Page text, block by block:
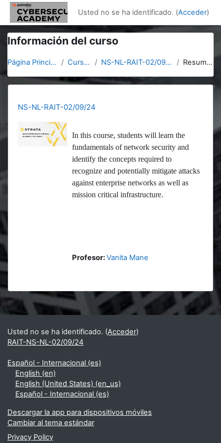
Salta al contenido principal
Usted no se ha identificado. (Acceder)
Información del curso
Página Principal Cursos NS-NL-RAIT-02/09/24 Resumen
NS-NL-RAIT-02/09/24
In this course, students will learn the
fundamentals of network security and
identify the concepts required to
recognize and potentially mitigate attacks
against enterprise networks as well as
mission critical infrastructure.
Profesor:Vanita Mane
Bloques
Bloques suplementarios
Usted no se ha identificado. (Acceder)
RAIT-NS-NL-02/09/24
Español - Internacional ‎(es)‎
English ‎(en)‎
English (United States) ‎(en_us)‎
Español - Internacional ‎(es)‎
Descargar la app para dispositivos móviles
Cambiar al tema estándar
Privacy Policy